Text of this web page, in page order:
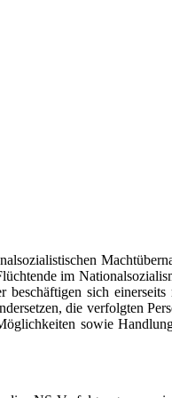
im
sich
die verfolgten
sowie